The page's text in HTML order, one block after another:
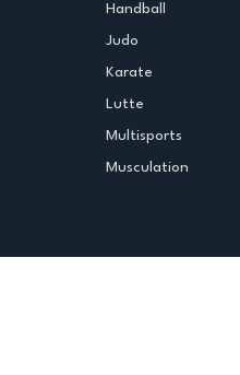
Handball
Judo
Karate
Lutte
Multisports
Musculation